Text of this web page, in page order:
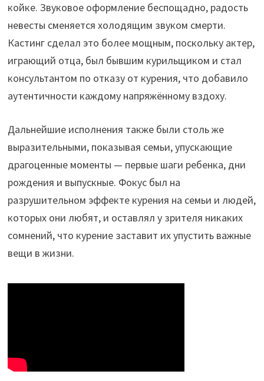
койке. Звуковое оформление беспощадно, радость
невесты сменяется холодящим звуком смерти.
Кастинг сделал это более мощным, поскольку актер,
играющий отца, был бывшим курильщиком и стал
консультантом по отказу от курения, что добавило
аутентичности каждому напряжённому вздоху.
Дальнейшие исполнения также были столь же
выразительными, показывая семьи, упускающие
драгоценные моменты — первые шаги ребенка, дни
рождения и выпускные. Фокус был на
разрушительном эффекте курения на семьи и людей,
которых они любят, и оставлял у зрителя никаких
сомнений, что курение заставит их упустить важные
вещи в жизни.